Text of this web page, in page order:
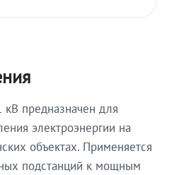
предназначен для
электроэнергии на
объектах. Применяется
подстанций к мощным